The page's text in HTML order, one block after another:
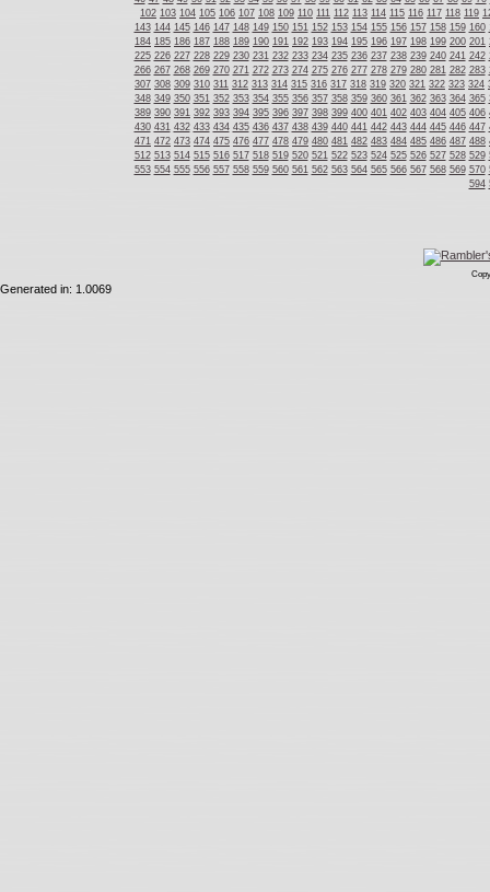
102 103 104 105 106 107 108 109 110 111 112 113 114 115 116 117 118 119
143 144 145 146 147 148 149 150 151 152 153 154 155 156 157 158 159 160
184 185 186 187 188 189 190 191 192 193 194 195 196 197 198 199 200 201
225 226 227 228 229 230 231 232 233 234 235 236 237 238 239 240 241 242
266 267 268 269 270 271 272 273 274 275 276 277 278 279 280 281 282 283
307 308 309 310 311 312 313 314 315 316 317 318 319 320 321 322 323 324
348 349 350 351 352 353 354 355 356 357 358 359 360 361 362 363 364 365
389 390 391 392 393 394 395 396 397 398 399 400 401 402 403 404 405 406
430 431 432 433 434 435 436 437 438 439 440 441 442 443 444 445 446 447
471 472 473 474 475 476 477 478 479 480 481 482 483 484 485 486 487 488
512 513 514 515 516 517 518 519 520 521 522 523 524 525 526 527 528 529
553 554 555 556 557 558 559 560 561 562 563 564 565 566 567 568 569 570
594
Generated in: 1.0069